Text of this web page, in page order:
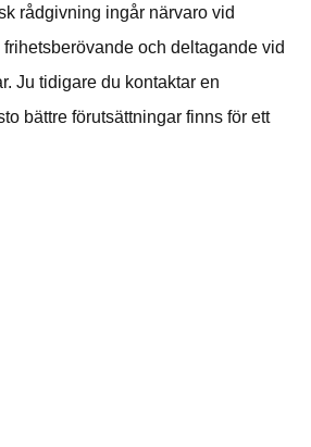
rådgivning ingår närvaro vid
och deltagande vid
Ju tidigare du kontaktar en
bättre förutsättningar finns för ett